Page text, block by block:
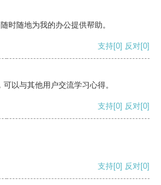
时随地为我的办公提供帮助。
支持[0] 反对[0]
以与其他用户交流学习心得。
支持[0] 反对[0]
支持[0] 反对[0]